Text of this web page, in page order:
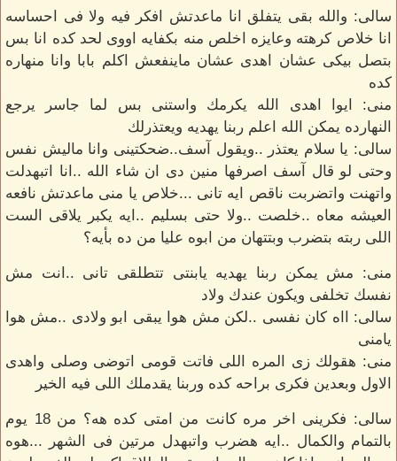
سالى: والله بقى يتفلق انا ماعدتش افكر فيه ولا فى احساسه
انا خلاص كرهته وعايزه اخلص منه بكفايه اووى لحد كده انا بس
بتصل بيكى عشان اهدى عشان ماينفعش اكلم بابا وانا منهاره
كده
منى: ايوا اهدى الله يكرمك واستنى بس لما جاسر يرجع
النهارده يمكن الله اعلم ربنا يهديه ويعتذرلك
سالى: يا سلام يعتذر ..ويقول آسف..ضحكتينى وانا ماليش نفس
وحتى لو قال آسف اصرفها منين دى ان شاء الله ..انا اتبهدلت
واتهنت واتضربت ناقص ايه تانى ...خلاص يا منى ماعدتش نافعه
العيشه معاه ..خلصت ..ولا حتى بسليم ..ايه يكبر يلاقى الست
اللى ربته بتضرب وبتتهان من ابوه عليا من ده بأيه؟
منى: مش يمكن ربنا يهديه يابنتى تتطلقى تانى ..انت مش
نفسك تخلفى ويكون عندك ولاد
سالى: ااه كان نفسى ..لكن مش هوا يبقى ابو ولادى ..مش هوا
يامنى
منى: هقولك زى المره اللى فاتت قومى اتوضى وصلى واهدى
الاول وبعدين فكرى براحه كده وربنا يقدملك اللى فيه الخير
سالى: فكرينى اخر مره كانت من امتى كده هه؟ من 18 يوم
بالتمام والكمال ..ايه هضرب واتبهدل مرتين فى الشهر ...هوه